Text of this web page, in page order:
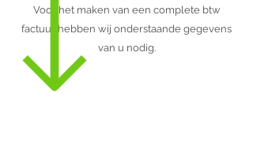
Voor het maken van een complete btw
factuur hebben wij onderstaande gegevens
van u nodig.